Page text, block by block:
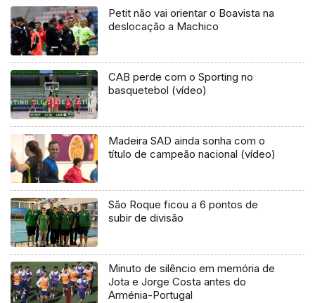
Petit não vai orientar o Boavista na
deslocação a Machico
CAB perde com o Sporting no
basquetebol (vídeo)
Madeira SAD ainda sonha com o
título de campeão nacional (vídeo)
São Roque ficou a 6 pontos de
subir de divisão
Minuto de silêncio em memória de
Jota e Jorge Costa antes do
Arménia-Portugal